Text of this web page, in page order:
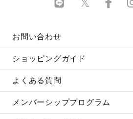
お問い合わせ
ショッピングガイド
よくある質問
メンバーシッププログラム